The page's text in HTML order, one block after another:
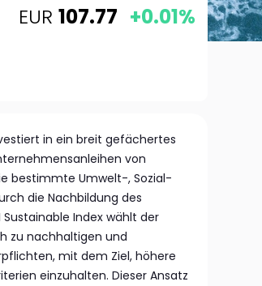
EUR 107.77 +0.01%
in ein breit gefächertes
von
bestimmte Umwelt-, Sozial-
die Nachbildung des
Sustainable Index wählt der
zu nachhaltigen und
mit dem Ziel, höhere
einzuhalten. Dieser Ansatz